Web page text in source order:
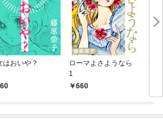
はおいや？
ローマよさようなら
1
660
チ